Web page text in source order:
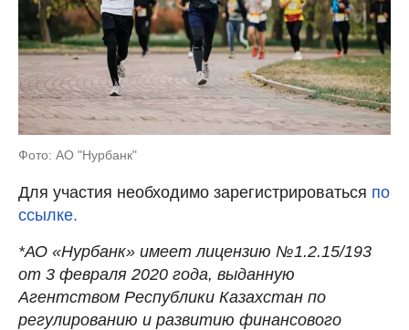
Фото: АО "Нурбанк"
Для участия необходимо зарегистрироваться по
ссылке.
*АО «Нурбанк» имеет лицензию №1.2.15/193
от 3 февраля 2020 года, выданную
Агентством Республики Казахстан по
регулированию и развитию финансового